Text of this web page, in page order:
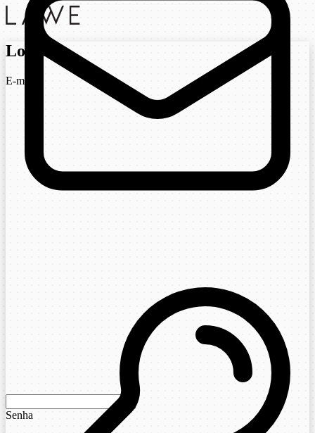
Login
E-mail
Senha